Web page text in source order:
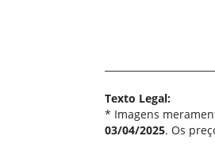
Texto Legal:
* Imagens
03/04/2025. Os